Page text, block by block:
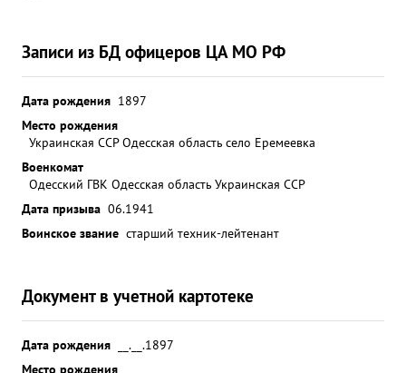
Записи из БД офицеров ЦА МО РФ
Дата рождения 1897
Место рождения
Украинская ССР Одесская область село Еремеевка
Военкомат
Одесский ГВК Одесская область Украинская ССР
Дата призыва 06.1941
Воинское звание старший техник-лейтенант
Документ в учетной картотеке
Дата рождения
__.__.1897
Место рождения